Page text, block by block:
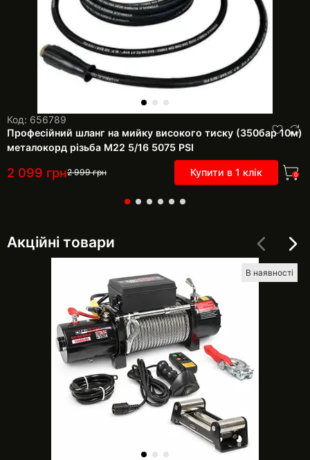
Код: 656789
Професійний шланг на мийку високого тиску (350бар 10м)
металокорд різьба М22 5/16 5075 PSI
2 099 грн2 999грн Купити в 1 клік 0
Акційні товари
В наявності